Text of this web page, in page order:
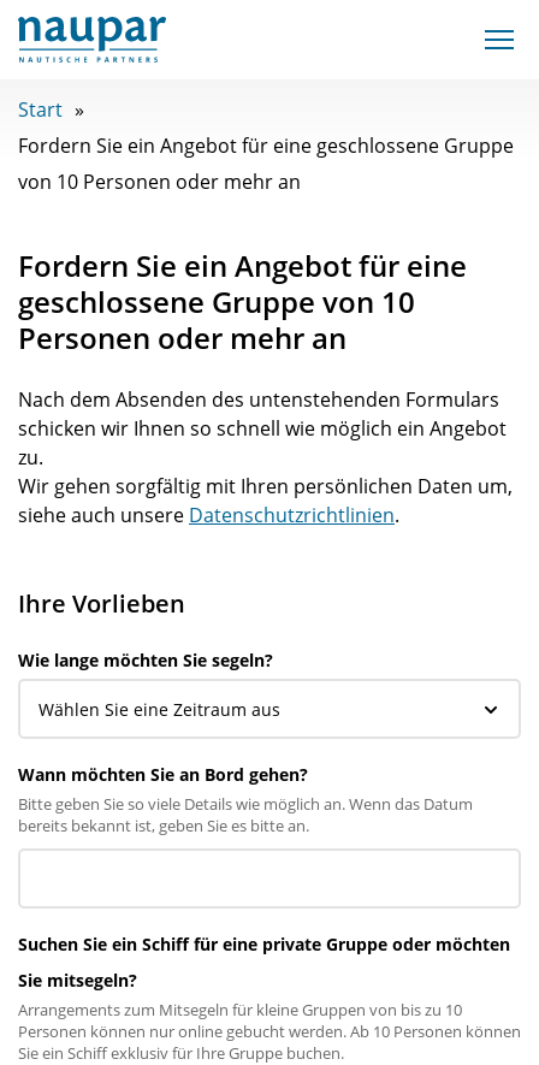
Start
Fordern Sie ein Angebot für eine geschlossene Gruppe
von 10 Personen oder mehr an
Fordern Sie ein Angebot für eine
geschlossene Gruppe von 10
Personen oder mehr an
Nach dem Absenden des untenstehenden Formulars
schicken wir Ihnen so schnell wie möglich ein Angebot
zu.
Wir gehen sorgfältig mit Ihren persönlichen Daten um,
siehe auch unsere Datenschutzrichtlinien.
Ihre Vorlieben
Wie lange möchten Sie segeln?
Wann möchten Sie an Bord gehen?
Bitte geben Sie so viele Details wie möglich an. Wenn das Datum
bereits bekannt ist, geben Sie es bitte an.
Suchen Sie ein Schiff für eine private Gruppe oder möchten
Sie mitsegeln?
Arrangements zum Mitsegeln für kleine Gruppen von bis zu 10
Personen können nur online gebucht werden. Ab 10 Personen können
Sie ein Schiff exklusiv für Ihre Gruppe buchen.